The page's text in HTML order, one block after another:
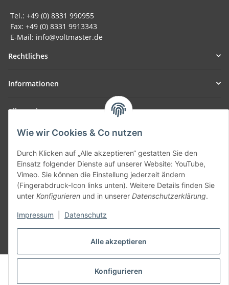
Alle akzeptieren
Konfigurieren
Wie wir Cookies & Co nutzen
Durch Klicken auf „Alle akzeptieren“ gestatten Sie den
Einsatz folgender Dienste auf unserer Website: YouTube,
Vimeo. Sie können die Einstellung jederzeit ändern
(Fingerabdruck-Icon links unten). Weitere Details finden Sie
unter Konfigurieren und in unserer Datenschutzerklärung.
Impressum Datenschutz
Tel.: +49 (0) 8331 990955
Fax: +49 (0) 8331 9913343
E-Mail: info@voltmaster.de
Rechtliches
Informationen
Allgemein
Teil unseres Netzwerks:
SmoliTec - Safety. Simplified. Worldwide. ( B2B Shop )
Vertrag widerrufen
* Alle Preise inkl. gesetzlicher USt., zzgl.Versand
© voltmaster.de
Powered byJTL-Shop